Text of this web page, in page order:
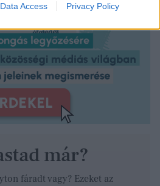
Data Access Privacy Policy
már?
fáradt vagy? Ezeket az